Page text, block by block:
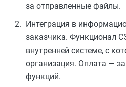
за отправленные файлы.
Интеграция в
заказчика. Функционал
внутренней системе, с
организация. Оплата —
функций.